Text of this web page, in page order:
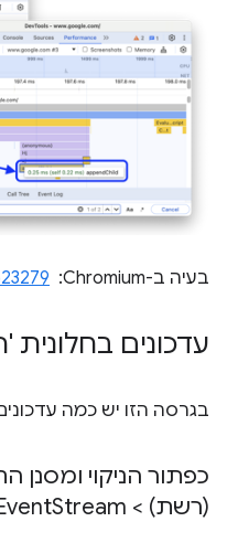
בעיה ב-Chromium: ‏
עדכונים
בגרסה הזו יש כמה
(רשת) > Event Stream (זרם אירועים)